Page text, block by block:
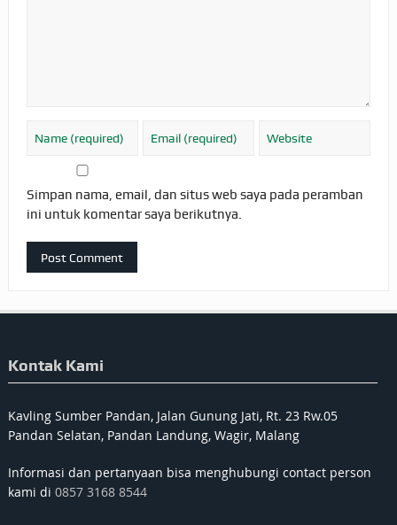
Simpan nama, email, dan situs web saya pada peramban
ini untuk komentar saya berikutnya.
Kontak Kami
Kavling Sumber Pandan, Jalan Gunung Jati, Rt. 23 Rw.05
Pandan Selatan, Pandan Landung, Wagir, Malang
Informasi dan pertanyaan bisa menghubungi contact person
kami di 0857 3168 8544